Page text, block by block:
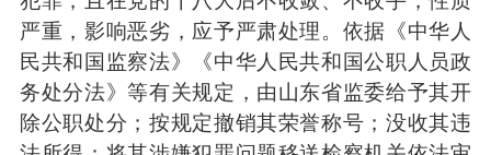
严重，影响恶劣，应予严肃处理。依据《中华人
民共和国监察法》《中华人民共和国公职人员政
务处分法》等有关规定，由山东省监委给予其开
除公职处分；按规定撤销其荣誉称号；没收其违